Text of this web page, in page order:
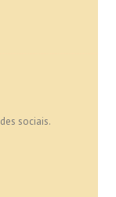
sociais.